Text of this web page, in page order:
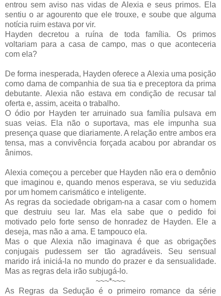
entrou sem aviso nas vidas de Alexia e seus primos. Ela
sentiu o ar agourento que ele trouxe, e soube que alguma
notícia ruim estava por vir.
Hayden decretou a ruína de toda família. Os primos
voltariam para a casa de campo, mas o que aconteceria
com ela?
De forma inesperada, Hayden oferece a Alexia uma posição
como dama de companhia de sua tia e preceptora da prima
debutante. Alexia não estava em condição de recusar tal
oferta e, assim, aceita o trabalho.
O ódio por Hayden ter arruinado sua família pulsava em
suas veias. Ela não o suportava, mas ele impunha sua
presença quase que diariamente. A relação entre ambos era
tensa, mas a convivência forçada acabou por abrandar os
ânimos.
Alexia começou a perceber que Hayden não era o demônio
que imaginou e, quando menos esperava, se viu seduzida
por um homem carismático e inteligente.
As regras da sociedade obrigam-na a casar com o homem
que destruiu seu lar. Mas ela sabe que o pedido foi
motivado pelo forte senso de honradez de Hayden. Ele a
deseja, mas não a ama. E tampouco ela.
Mas o que Alexia não imaginava é que as obrigações
conjugais pudessem ser tão agradáveis. Seu sensual
marido irá iniciá-la no mundo do prazer e da sensualidade.
Mas as regras dela irão subjugá-lo.
~~~*~~~
As Regras da Sedução é o primeiro romance da série